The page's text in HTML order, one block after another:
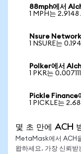
88mph에서
1 MPH는
Nsure
1 NSURE는
Polker에서
1 PKR는
Pickle Finance
1 PICKLE는
몇 초 만에 ACH
MetaMask에서 ACH
왑하세요. 가장 신뢰받